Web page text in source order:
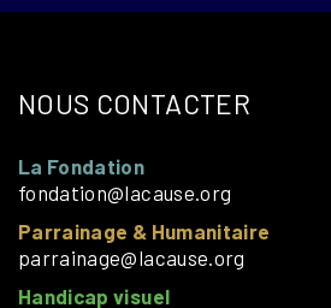
NOUS CONTACTER
La Fondation
fondation@lacause.org
Parrainage & Humanitaire
parrainage@lacause.org
Handicap visuel